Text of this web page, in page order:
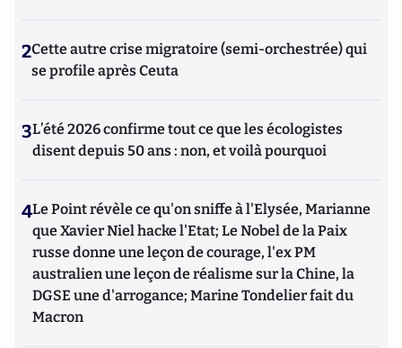
2Cette autre crise migratoire (semi-orchestrée) qui
se profile après Ceuta
3L’été 2026 confirme tout ce que les écologistes
disent depuis 50 ans : non, et voilà pourquoi
4Le Point révèle ce qu'on sniffe à l'Elysée, Marianne
que Xavier Niel hacke l'Etat; Le Nobel de la Paix
russe donne une leçon de courage, l'ex PM
australien une leçon de réalisme sur la Chine, la
DGSE une d'arrogance; Marine Tondelier fait du
Macron